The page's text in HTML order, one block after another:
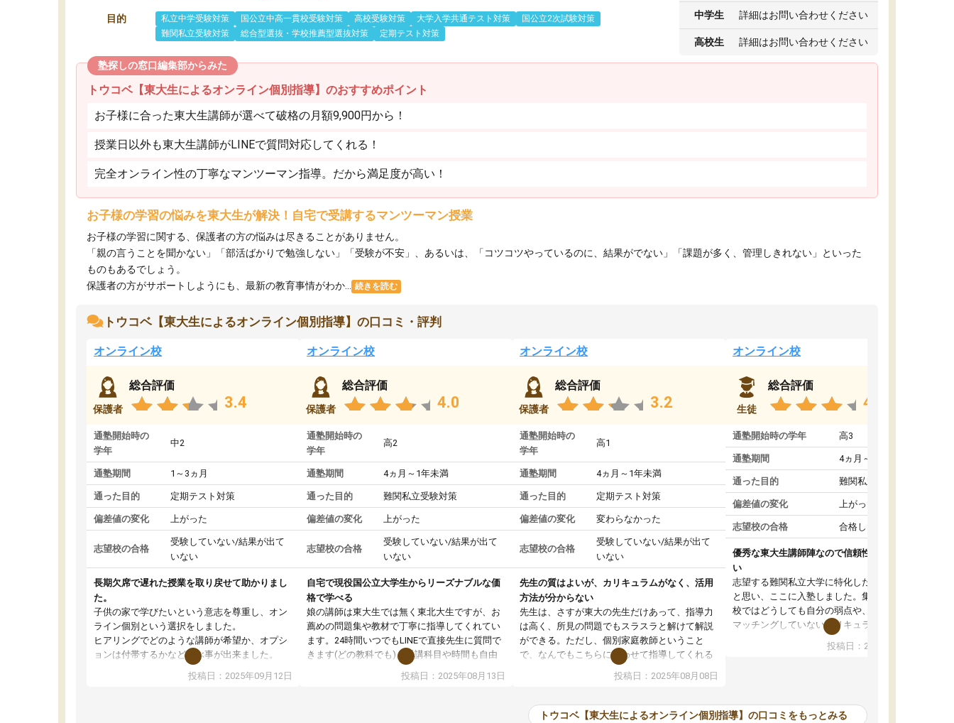
目的 私立中学受験対策 国公立中高一貫校受験対策 高校受験対策 大学入学共通テスト対策
国公立2次試験対策
難関私立受験対策
総合型選抜・学校推薦型選抜対策 定期テスト対策
中学生 詳細はお問い合わせください
高校生 詳細はお問い合わせください
塾探しの窓口編集部からみた
トウコベ【東大生によるオンライン個別指導】のおすすめポイント
お子様に合った東大生講師が選べて破格の月額9,900円から！
授業日以外も東大生講師がLINEで質問対応してくれる！
完全オンライン性の丁寧なマンツーマン指導。だから満足度が高い！
お子様の学習の悩みを東大生が解決！自宅で受講するマンツーマン授業
お子様の学習に関する、保護者の方の悩みは尽きることがありません。
「親の言うことを聞かない」「部活ばかりで勉強しない」「受験が不安」、あるいは、「コツコツやっているのに、結果がでない」「課題が多く、管理しきれない」といった
ものもあるでしょう。
保護者の方がサポートしようにも、最新の教育事情がわか...
続きを読む
トウコベ【東大生によるオンライン個別指導】の口コミ・評判
オンライン校
保護者
総合評価
3.4
通塾開始時の
学年
中2
通塾期間 1～3ヵ月
通った目的 定期テスト対策
偏差値の変化 上がった
志望校の合格
受験していない/結果が出て
いない
長期欠席で遅れた授業を取り戻せて助かりまし
た。
子供の家で学びたいという意志を尊重し、オン
ライン個別という選択をしました。
ヒアリングでどのような講師が希望か、オプシ
ョンは付帯するかなど選ぶ事が出来ました。
講師とのマッチング後講師との初回ミーティン
グを行い、その講師で良いか他の講師を希望す
投稿日：2025年09月12日
オンライン校
保護者
総合評価
4.0
通塾開始時の
学年
高2
通塾期間 4ヵ月～1年未満
通った目的 難関私立受験対策
偏差値の変化 上がった
志望校の合格
受験していない/結果が出て
いない
自宅で現役国公立大学生からリーズナブルな価
格で学べる
娘の講師は東大生では無く東北大生ですが、お
薦めの問題集や教材で丁寧に指導してくれてい
ます。24時間いつでもLINEで直接先生に質問で
きます(どの教科でも)。受講科目や時間も自由
に決めれるので、個人に合った勉強ができると
思います。カリキュラム相談みたいなのがあり
投稿日：2025年08月13日
オンライン校
保護者
総合評価
3.2
通塾開始時の
学年
高1
通塾期間 4ヵ月～1年未満
通った目的 定期テスト対策
偏差値の変化 変わらなかった
志望校の合格
受験していない/結果が出て
いない
先生の質はよいが、カリキュラムがなく、活用
方法が分からない
先生は、さすが東大の先生だけあって、指導力
は高く、所見の問題でもスラスラと解けて解説
ができる。ただし、個別家庭教師ということ
で、なんでもこちらに合わせて指導してくれる
のだが、具体的なカリキュラムがない。当方
は、授業の先取り学習をするため、学校の教科
いただいたが、1時間の時間を使って進められる
投稿日：2025年08月08日
オンライン校
生徒
総合評価
4.4
通塾開始時の学年 高3
通塾期間 4ヵ月～1年未満
通った目的 難関私立受験対策
偏差値の変化 上がった
志望校の合格 合格した
優秀な東大生講師陣なので信頼性や安心感が高
い
志望する難関私立大学に特化した準備をしたい
と思い、ここに入塾しました。集団指導の予備
校ではどうしても自分の弱点や、志望校対策に
マッチングしていないカリキュラムに不安を感
また受験のノウハウを蓄積している優秀な東大
ツーマン指導によって、自分の志望校にふさわ
投稿日：2024年02月19日
トウコベ【東大生によるオンライン個別指導】の口コミをもっとみる